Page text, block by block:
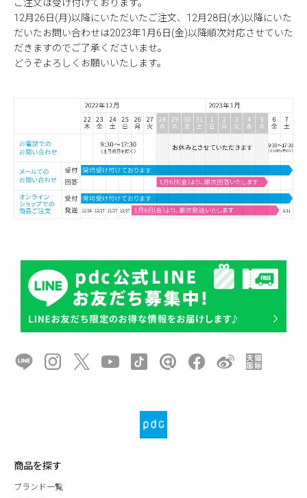
ご注文は受け付けております。
12月26日(月)以降にいただいたご注文、12月28日(水)以降にいた
だいたお問い合わせは2023年1月6日(金)以降順次対応させていた
だきますのでご了承くださいませ。
どうぞよろしくお願いいたします。
商品を探す
ブランド一覧